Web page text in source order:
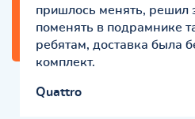
пришлось менять, решил
поменять в подрамнике
ребятам, доставка была
комплект.
Quattro